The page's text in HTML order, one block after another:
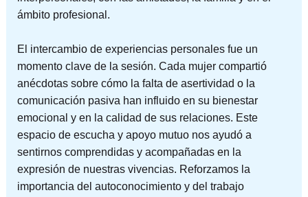
ámbito profesional.
El intercambio de experiencias personales fue un
momento clave de la sesión. Cada mujer compartió
anécdotas sobre cómo la falta de asertividad o la
comunicación pasiva han influido en su bienestar
emocional y en la calidad de sus relaciones. Este
espacio de escucha y apoyo mutuo nos ayudó a
sentirnos comprendidas y acompañadas en la
expresión de nuestras vivencias. Reforzamos la
importancia del autoconocimiento y del trabajo